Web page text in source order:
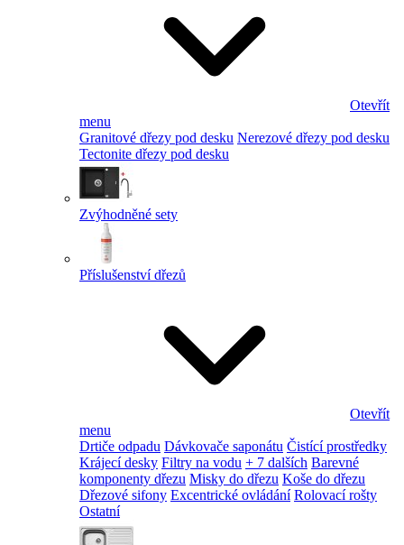
Otevřít
menu
Granitové dřezy pod desku Nerezové dřezy pod desku
Tectonite dřezy pod desku
Zvýhodněné sety
Příslušenství dřezů
Otevřít
menu
Drtiče odpadu Dávkovače saponátu Čistící prostředky
Krájecí desky Filtry na vodu + 7 dalších Barevné
komponenty dřezu Misky do dřezu Koše do dřezu
Dřezové sifony Excentrické ovládání Rolovací rošty
Ostatní